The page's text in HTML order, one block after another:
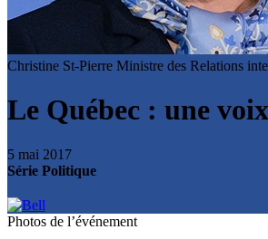
Christine St-Pierre Ministre des Relations
Le Québec : une
5 mai 2017
Série Politique
Photos de l’événement